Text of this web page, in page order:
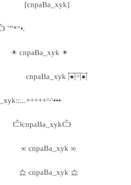
[cnpaBa_xyk]
˜”*°•.
☀ cnpaBa_xyk ☀
cnpaBa_xyk |̅̅●̅̅|̅̅=̅̅|̅●̅̅|
ѼcnpaBa_xykѼ
∞ cnpaBa_xyk ∞
쇼 cnpaBa_xyk 쇼